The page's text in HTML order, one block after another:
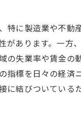
的取引
特に製造業や不動
あります。一方
失業率や賃金の
標を日々の経済
に結びついている